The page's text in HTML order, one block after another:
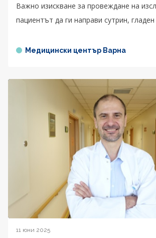
Важно изискване за провеждане на
пациентът да ги направи сутрин,
Медицински център Варна
11 юни 2025